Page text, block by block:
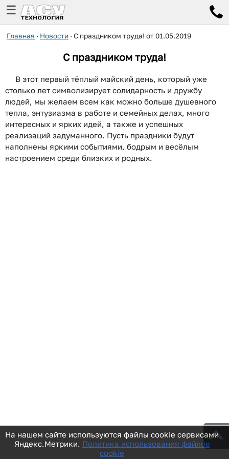
☰
Главная · Новости · С праздником труда! от 01.05.2019
С праздником труда!
В этот первый тёплый майский день, который уже
столько лет символизирует солидарность и дружбу
людей, мы желаем всем как можно больше душевного
тепла, энтузиазма в работе и семейных делах, много
интересных и ярких идей, а также и успешных
реализаций задуманного. Пусть праздники будут
наполнены яркими событиями, бодрым и весёлым
настроением среди близких и родных.
На нашем сайте используются файлы cookie сервисами
Яндекс.Метрики. Политика использования файлов
cookie